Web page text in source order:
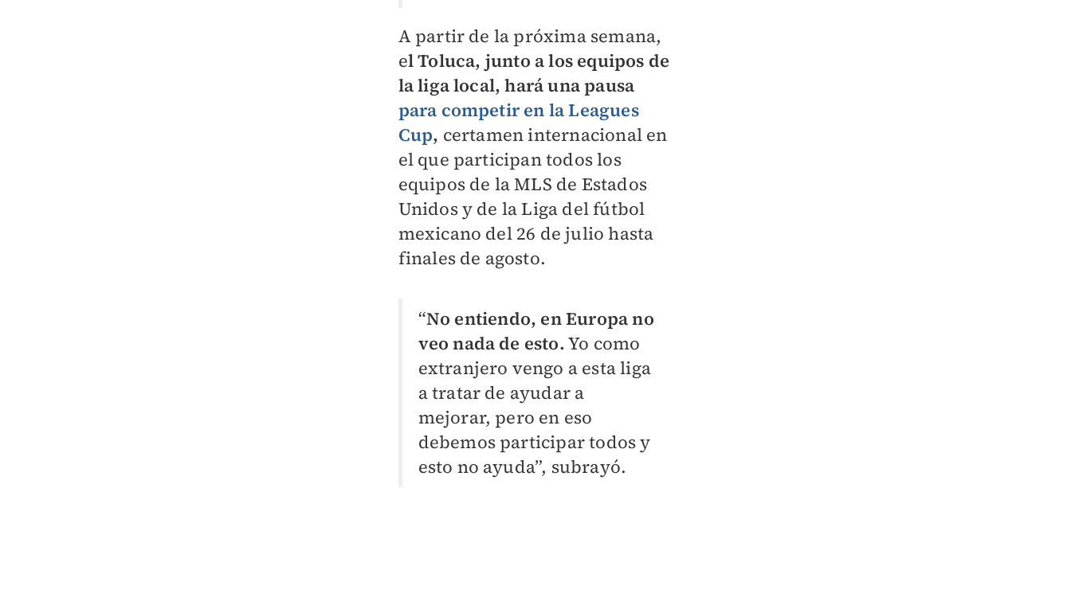
A partir de la próxima semana,
el Toluca, junto a los equipos de
la liga local, hará una pausa
para competir en la Leagues
Cup, certamen internacional en
el que participan todos los
equipos de la MLS de Estados
Unidos y de la Liga del fútbol
mexicano del 26 de julio hasta
finales de agosto.
“No entiendo, en Europa no
veo nada de esto.Yo como
extranjero vengo a esta liga
a tratar de ayudar a
mejorar, pero en eso
debemos participar todos y
esto no ayuda”, subrayó.